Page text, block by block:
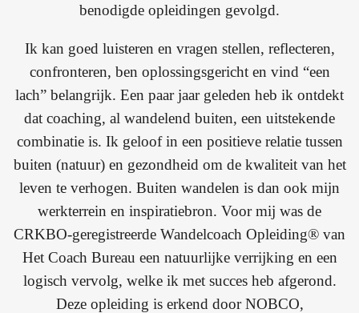
benodigde opleidingen gevolgd.
Ik kan goed luisteren en vragen stellen, reflecteren,
confronteren, ben oplossingsgericht en vind “een
lach” belangrijk. Een paar jaar geleden heb ik ontdekt
dat coaching, al wandelend buiten, een uitstekende
combinatie is. Ik geloof in een positieve relatie tussen
buiten (natuur) en gezondheid om de kwaliteit van het
leven te verhogen. Buiten wandelen is dan ook mijn
werkterrein en inspiratiebron. Voor mij was de
CRKBO-geregistreerde Wandelcoach Opleiding® van
Het Coach Bureau een natuurlijke verrijking en een
logisch vervolg, welke ik met succes heb afgerond.
Deze opleiding is erkend door NOBCO,